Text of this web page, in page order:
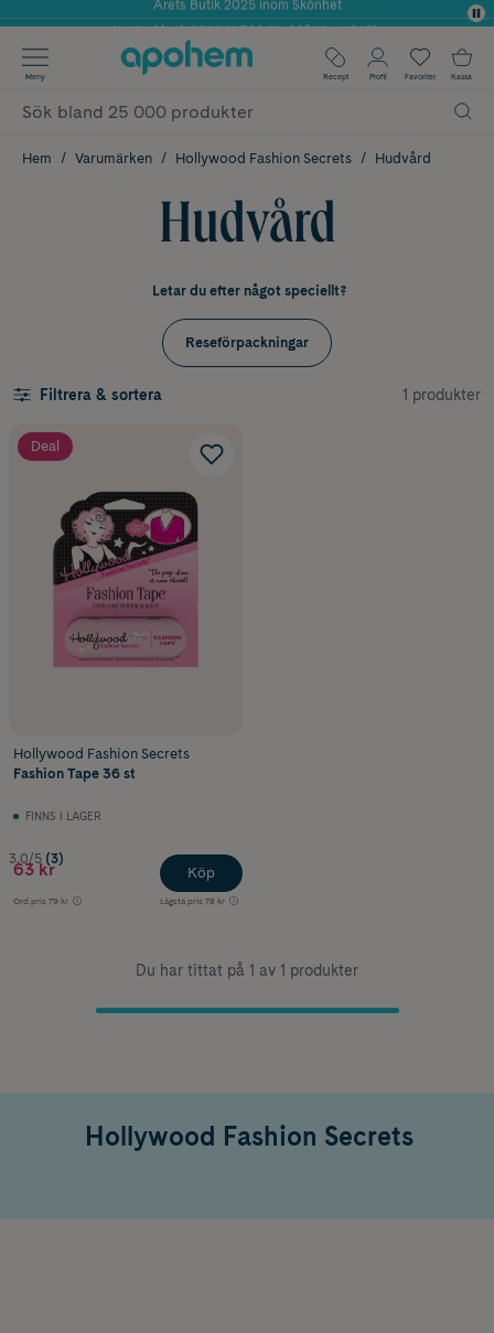
Använd kod: SOMMAR20 för 20% över 649kr
✓ Fri frakt
✓ Poäng på alla köp*
Meny Recept Profil Favoriter Kassa
Hem Varumärken Hollywood Fashion Secrets Hudvård
Hudvård
Letar du efter något speciellt?
Reseförpackningar
Filtrera & sortera 1 produkter
Deal
Hollywood Fashion Secrets
Fashion Tape 36 st
FINNS I LAGER
3.0/5 (3)
63 kr
Ord.pris 79 kr Lägsta pris 78 kr
Köp
Du har tittat på 1 av 1 produkter
Hollywood Fashion Secrets